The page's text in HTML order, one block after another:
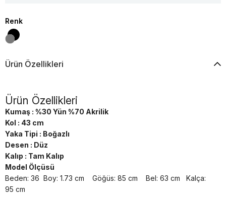
Renk
Ürün Özellikleri
Ürün Özellikleri
Kumaş : %30 Yün %70 Akrilik
Kol : 43 cm
Yaka Tipi : Boğazlı
Desen : Düz
Kalıp : Tam Kalıp
Model Ölçüsü
Beden: 36 Boy: 1.73 cm Göğüs: 85 cm Bel: 63 cm Kalça:
95 cm